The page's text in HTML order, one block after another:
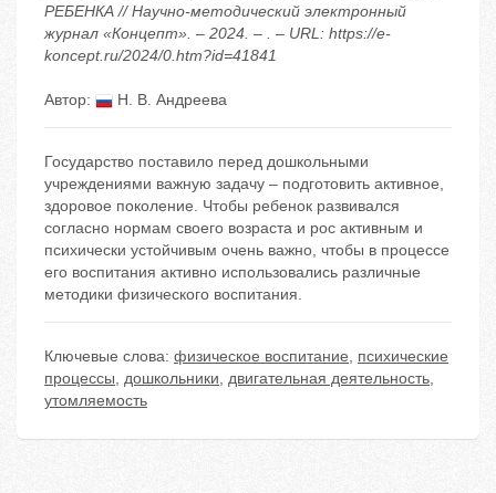
РЕБЕНКА // Научно-методический электронный
журнал «Концепт». – 2024. – . – URL: https://e-
koncept.ru/2024/0.htm?id=41841
Автор: Н. В. Андреева
Государство поставило перед дошкольными
учреждениями важную задачу – подготовить активное,
здоровое поколение. Чтобы ребенок развивался
согласно нормам своего возраста и рос активным и
психически устойчивым очень важно, чтобы в процессе
его воспитания активно использовались различные
методики физического воспитания.
Ключевые слова: физическое воспитание, психические
процессы, дошкольники, двигательная деятельность,
утомляемость